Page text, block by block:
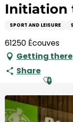
Initiation
SPORT AND LEISURE
61250 Écouves
Getting there
Share Ajouter